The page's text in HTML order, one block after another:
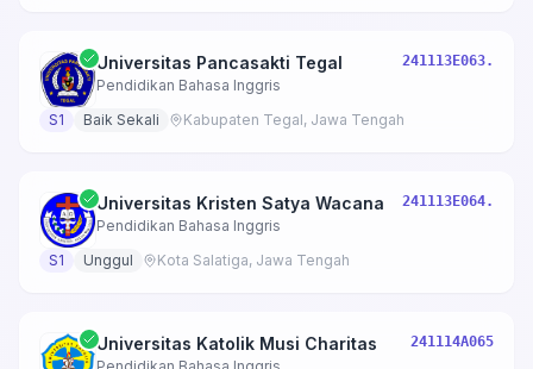
Universitas Pancasakti Tegal
Pendidikan Bahasa Inggris
241113E063.
S1 Baik Sekali Kabupaten Tegal, Jawa Tengah
Universitas Kristen Satya Wacana
Pendidikan Bahasa Inggris
241113E064.
S1 Unggul Kota Salatiga, Jawa Tengah
Universitas Katolik Musi Charitas 241114A065